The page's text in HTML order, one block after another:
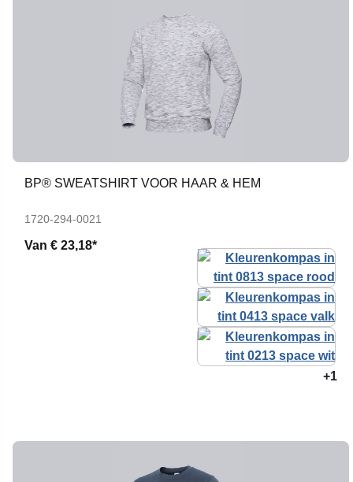
BP® SWEATSHIRT VOOR HAAR & HEM
1720-294-0021
Van € 23,18*
+1